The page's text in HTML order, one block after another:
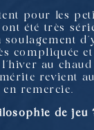
pour les
été très
soulagement
compliquée
au chaud
revient
remercie.
de jeu